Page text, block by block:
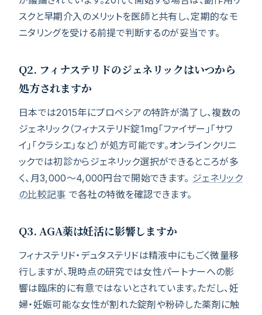
スクと早期介入のメリットを医師と共有し、定期的なモ
ニタリングを受ける前提で判断するのが妥当です。
Q2. フィナステリドのジェネリックはいつから
処方されますか
日本では2015年にプロペシアの特許が満了し、複数の
ジェネリック（フィナステリド錠1mg「ファイザー」「サワ
イ」「クラシエ」など）が処方可能です。オンラインクリニ
ックでは初診からジェネリック選択ができるところが多
く、月3,000〜4,000円台で開始できます。 ジェネリック
の比較記事 で各社の特徴を確認できます。
Q3. AGA薬は妊活に影響しますか
フィナステリド・デュタステリドは精液中にもごく微量移
行しますが、現時点の研究では女性パートナーへの影
響は臨床的に有意ではないとされています。ただし、妊
婦・妊娠可能な女性が割れた錠剤や粉砕した薬剤に触